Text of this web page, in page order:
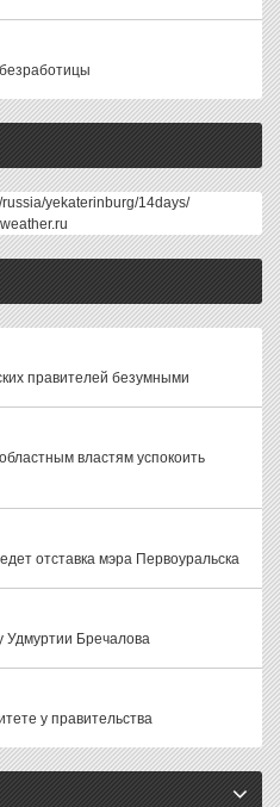
yekaterinburg/14days/
правителей безумными
властям успокоить
отставка мэра Первоуральска
Удмуртии Бречалова
у правительства